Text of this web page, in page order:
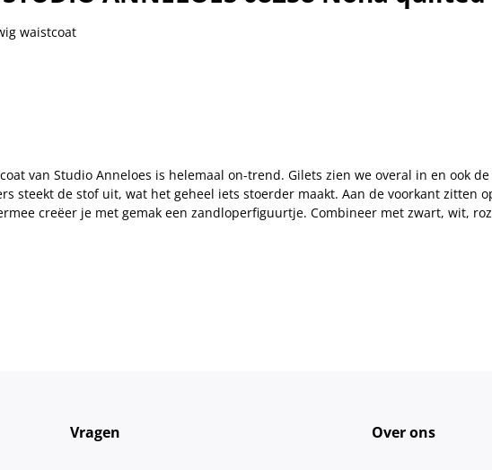
waistcoat
van Studio Anneloes is helemaal on-trend. Gilets zien we overal in en ook
steekt de stof uit, wat het geheel iets stoerder maakt. Aan de voorkant zitten
creëer je met gemak een zandloperfiguurtje. Combineer met zwart, wit,
Vragen Over ons